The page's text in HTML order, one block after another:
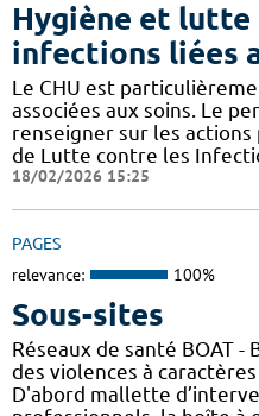
Hygiène et lutte
infections liées
Le CHU est
associées aux soins. Le
renseigner sur les
de Lutte contre les
18/02/2026 15:25
PAGES
relevance: 100%
Sous-sites
Réseaux de santé BOAT
des violences à
D'abord mallette